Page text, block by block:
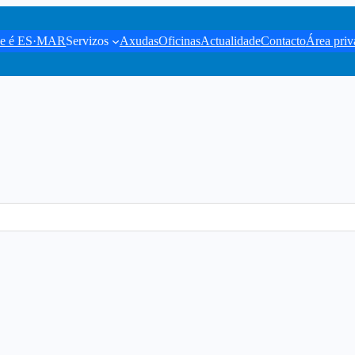
é ES·MARServizos AxudasOficinasActualidadeContactoÁrea